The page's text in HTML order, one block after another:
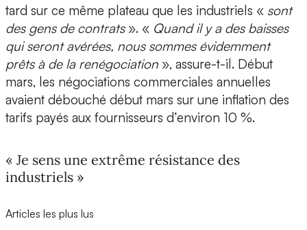
tard sur ce même plateau que les industriels « sont
des gens de contrats ». « Quand il y a des baisses
qui seront avérées, nous sommes évidemment
prêts à de la renégociation », assure-t-il. Début
mars, les négociations commerciales annuelles
avaient débouché début mars sur une inflation des
tarifs payés aux fournisseurs d’environ 10 %.
« Je sens une extrême résistance des
industriels »
Articles les plus lus